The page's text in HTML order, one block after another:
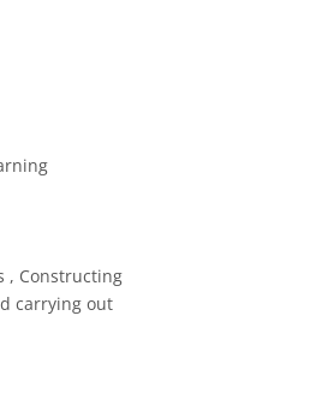
(CC BY 4.0) icone
, Constructing
carrying out